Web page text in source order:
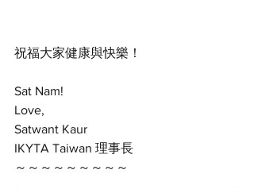
祝福大家健康與快樂！
Sat Nam!
Love,
Satwant Kaur
IKYTA Taiwan 理事長
～～～～～～～～～